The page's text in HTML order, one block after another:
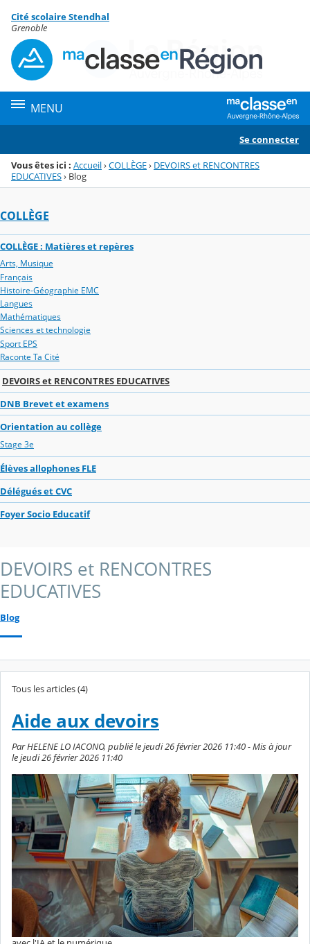
Menu de la rubrique
Contenu
Cité scolaire Stendhal
Grenoble
MENU
Se connecter
Vous êtes ici : Accueil›COLLÈGE› DEVOIRS et RENCONTRES
EDUCATIVES› Blog
COLLÈGE
COLLÈGE : Matières et repères
Arts, Musique
Français
Histoire-Géographie EMC
Langues
Mathématiques
Sciences et technologie
Sport EPS
Raconte Ta Cité
DEVOIRS et RENCONTRES EDUCATIVES
DNB Brevet et examens
Orientation au collège
Stage 3e
Élèves allophones FLE
Délégués et CVC
Foyer Socio Educatif
DEVOIRS et RENCONTRES
EDUCATIVES
Blog
Tous les articles (4)
Aide aux devoirs
Par HELENE LO IACONO, publié le jeudi 26 février 2026 11:40 - Mis à jour
le jeudi 26 février 2026 11:40